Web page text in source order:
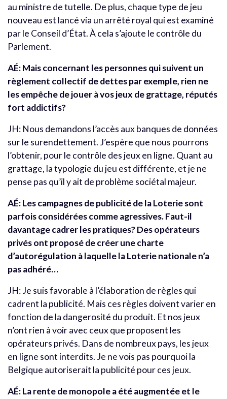
au ministre de tutelle. De plus, chaque type de jeu
nouveau est lancé via un arrêté royal qui est examiné
par le Conseil d’État. À cela s’ajoute le contrôle du
Parlement.
AÉ: Mais concernant les personnes qui suivent un
règlement collectif de dettes par exemple, rien ne
les empêche de jouer à vos jeux de grattage, réputés
fort addictifs?
JH: Nous demandons l’accès aux banques de données
sur le surendettement. J’espère que nous pourrons
l’obtenir, pour le contrôle des jeux en ligne. Quant au
grattage, la typologie du jeu est différente, et je ne
pense pas qu’il y ait de problème sociétal majeur.
AÉ: Les campagnes de publicité de la Loterie sont
parfois considérées comme agressives. Faut-il
davantage cadrer les pratiques? Des opérateurs
privés ont proposé de créer une charte
d’autorégulation à laquelle la Loterie nationale n’a
pas adhéré…
JH: Je suis favorable à l’élaboration de règles qui
cadrent la publicité. Mais ces règles doivent varier en
fonction de la dangerosité du produit. Et nos jeux
n’ont rien à voir avec ceux que proposent les
opérateurs privés. Dans de nombreux pays, les jeux
en ligne sont interdits. Je ne vois pas pourquoi la
Belgique autoriserait la publicité pour ces jeux.
AÉ: La rente de monopole a été augmentée et le